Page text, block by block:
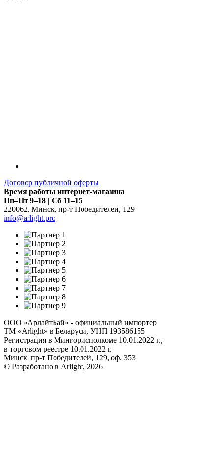
Договор публичной оферты
Время работы интернет-магазина
Пн–Пт 9–18 | Сб 11–15
220062, Минск, пр-т Победителей, 129
info@arlight.pro
ООО «АрлайтБай» - официальный импортер
ТМ «Arlight» в Беларуси, УНП 193586155
Регистрация в Мингорисполкоме 10.01.2022 г.,
в торговом реестре 10.01.2022 г.
Минск, пр-т Победителей, 129, оф. 353
© Разработано в Arlight, 2026